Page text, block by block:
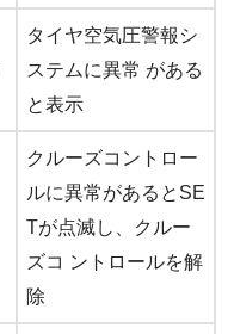
タイヤ空気圧警報シ
ステムに異常 がある
と表示
クルーズコントロー
ルに異常があるとSE
Tが点滅し、クルー
ズコ ントロールを解
除